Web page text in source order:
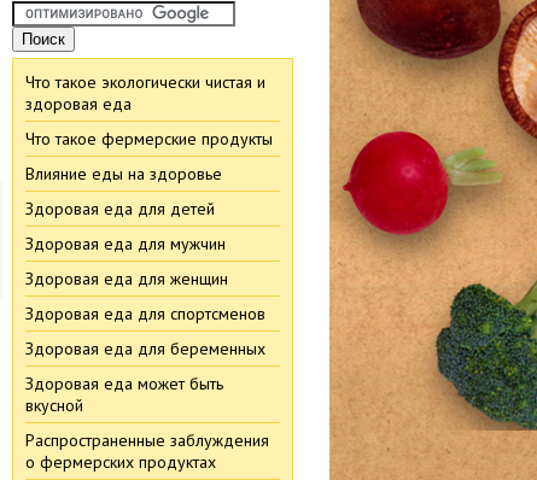
Что такое экологически чистая и
здоровая еда
Что такое фермерские продукты
Влияние еды на здоровье
Здоровая еда для детей
Здоровая еда для мужчин
Здоровая еда для женщин
Здоровая еда для спортсменов
Здоровая еда для беременных
Здоровая еда может быть
вкусной
Распространенные заблуждения
о фермерских продуктах